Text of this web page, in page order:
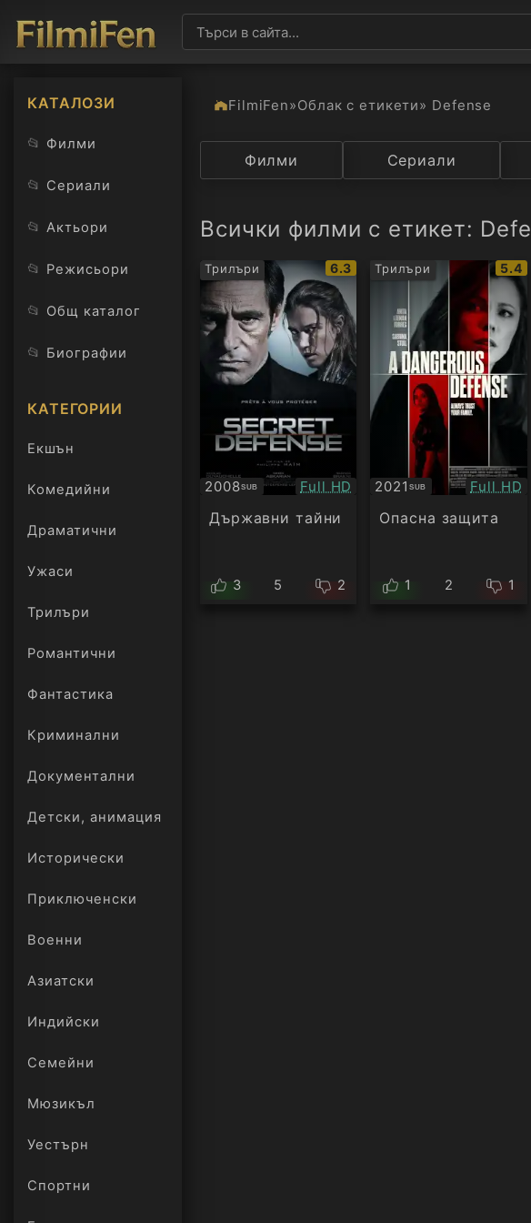
КАТАЛОЗИ
📂 Филми
📂 Сериали
📂 Актьори
📂 Режисьори
📂 Общ каталог
📂 Биографии
КАТЕГОРИИ
Екшън
Комедийни
Драматични
Ужаси
Трилъри
онлайн
Романтични
Фантастика
Криминални
Документални
Детски, анимация
Исторически
Приключенски
Военни
Азиатски
Индийски
Семейни
Мюзикъл
Уестърн
Спортни
FilmiFen»Облак с етикети» Defense
Категория Държава
Филми Сериали
Всички филми с етикет:
Трилъри
IMDb
рейтинг:
6.3
2008SUB
Субтитри Качество:
Full HD
Държавни тайни
3 5 2
Трилъри
IMDb
5.4
2021 SUB
Субтитри Full HD
Опасна защита
1 2 1